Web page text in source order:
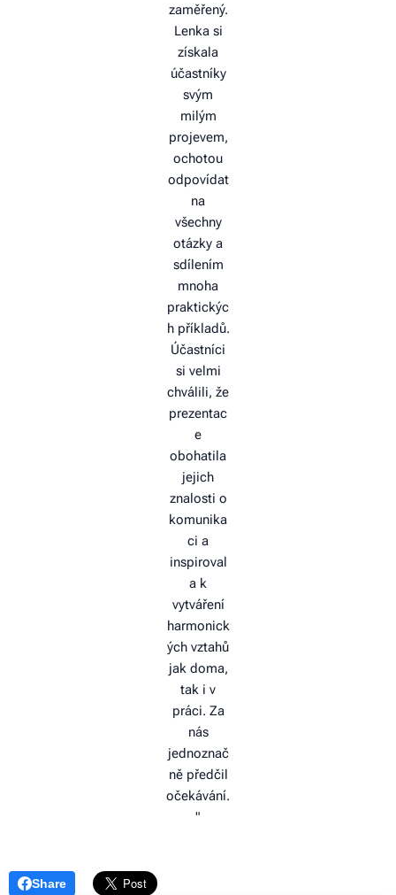
zaměřený.
Lenka si
získala
účastníky
svým
milým
projevem,
ochotou
odpovídat
na
všechny
otázky a
sdílením
mnoha
praktickýc
h příkladů.
Účastníci
si velmi
chválili, že
prezentac
e
obohatila
jejich
znalosti o
komunika
ci a
inspiroval
a k
vytváření
harmonick
ých vztahů
jak doma,
tak i v
práci. Za
nás
jednoznač
ně předčil
očekávání.
"
Share